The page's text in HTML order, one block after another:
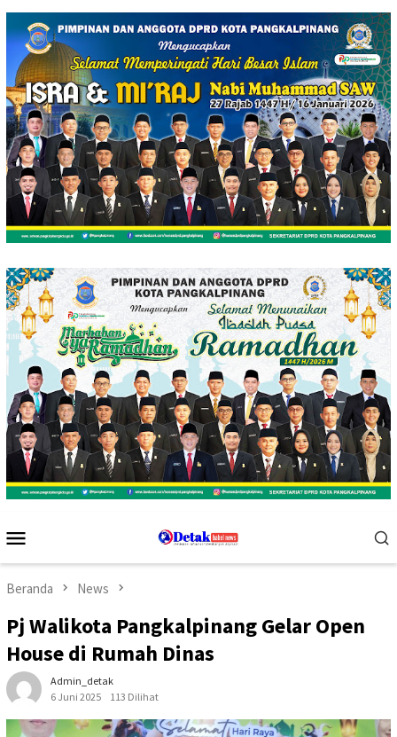
Loncat
konten
Mobile
Beranda News
Pj Walikota Pangkalpinang Gelar Open
House di Rumah Dinas
Admin_detak
6 Juni 2025
113 Dilihat